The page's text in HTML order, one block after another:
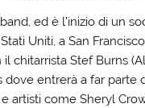
ed è l’inizio di un
Uniti, a San
chitarrista Stef Burns
entrerà a far parte
artisti come Sheryl